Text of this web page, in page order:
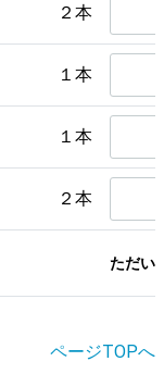
２本
１本
１本
２本
ただい
ページTOPへ